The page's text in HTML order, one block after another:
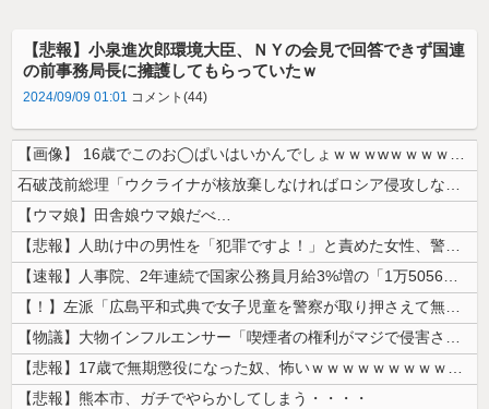
【悲報】小泉進次郎環境大臣、ＮＹの会見で回答できず国連
の前事務局長に擁護してもらっていたｗ
2024/09/09 01:01 コメント(44)
【画像】 16歳でこのお◯ぱいはいかんでしょｗｗｗwｗｗｗｗｗｗｗｗ❤
石破茂前総理「ウクライナが核放棄しなければロシア侵攻しなかった」！
【ウマ娘】田舎娘ウマ娘だべ…
【悲報】人助け中の男性を「犯罪ですよ！」と責めた女性、警察が来た瞬間逃...
【速報】人事院、2年連続で国家公務員月給3%増の「1万5056円」引き...
【！】左派「広島平和式典で女子児童を警察が取り押さえて無理矢理、排除し...
【物議】大物インフルエンサー「喫煙者の権利がマジで侵害されてる。いくら...
【悲報】17歳で無期懲役になった奴、怖いｗｗｗｗｗｗｗｗｗｗｗｗｗｗｗ...
【悲報】熊本市、ガチでやらかしてしまう・・・・